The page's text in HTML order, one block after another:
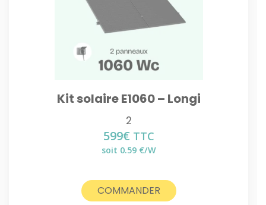
Kit solaire E1060 – Longi
2
599€ TTC
soit 0.59 €/W
COMMANDER